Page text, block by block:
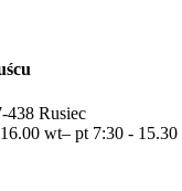
438 Rusiec
wt– pt 7:30 - 15.30